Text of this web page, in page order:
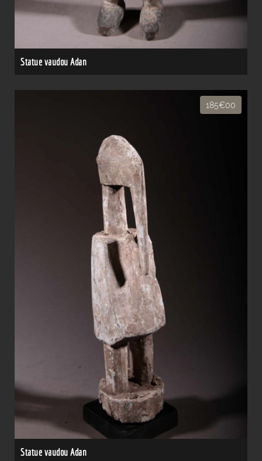
Statue vaudou Adan
185€00
Statue vaudou Adan